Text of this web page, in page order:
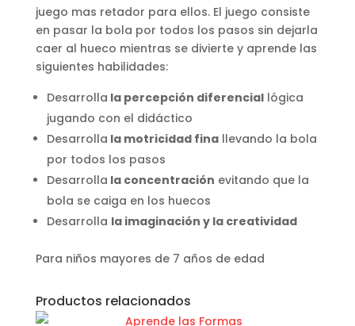
juego mas retador para ellos. El juego consiste
en pasar la bola por todos los pasos sin dejarla
caer al hueco mientras se divierte y aprende las
siguientes habilidades:
Desarrolla la percepción diferenciallógica
jugando con el didáctico
Desarrolla la motricidad finallevando la bola
por todos los pasos
Desarrolla la concentración evitando que la
bola se caiga en los huecos
Desarrolla la imaginación y la creatividad
Para niños mayores de 7 años de edad
Productos relacionados